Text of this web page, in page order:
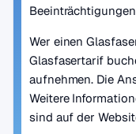
Wer einen
Glasfasertarif
aufnehmen. Die
Weitere
sind auf der